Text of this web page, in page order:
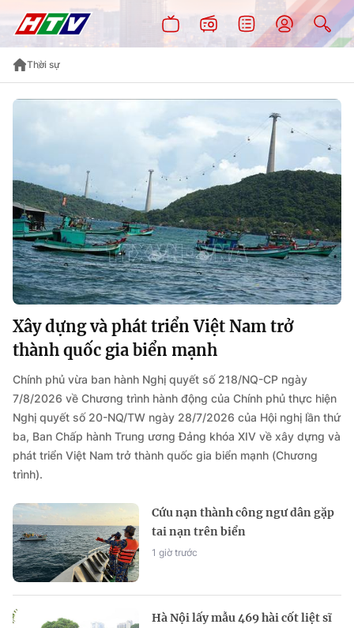
Thời sự
Xây dựng và phát triển Việt Nam trở
thành quốc gia biển mạnh
Chính phủ vừa ban hành Nghị quyết số 218/NQ-CP ngày
7/8/2026 về Chương trình hành động của Chính phủ thực hiện
Nghị quyết số 20-NQ/TW ngày 28/7/2026 của Hội nghị lần thứ
ba, Ban Chấp hành Trung ương Đảng khóa XIV về xây dựng và
phát triển Việt Nam trở thành quốc gia biển mạnh (Chương
trình).
Cứu nạn thành công ngư dân gặp
tai nạn trên biển
1 giờ trước
Hà Nội lấy mẫu 469 hài cốt liệt sĩ